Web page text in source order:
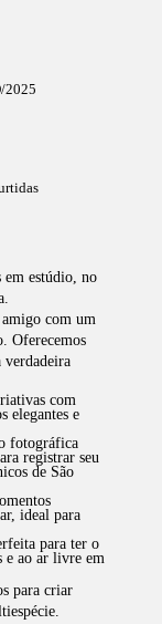
2025
em estúdio, no
com um
Oferecemos
verdadeira
com
elegantes e
fotográfica
registrar seu
de São
ideal para
para ter o
e ao ar livre em
para criar